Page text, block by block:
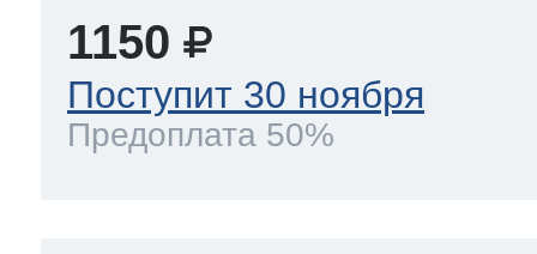
1150
Поступит 30 ноября
Предоплата 50%